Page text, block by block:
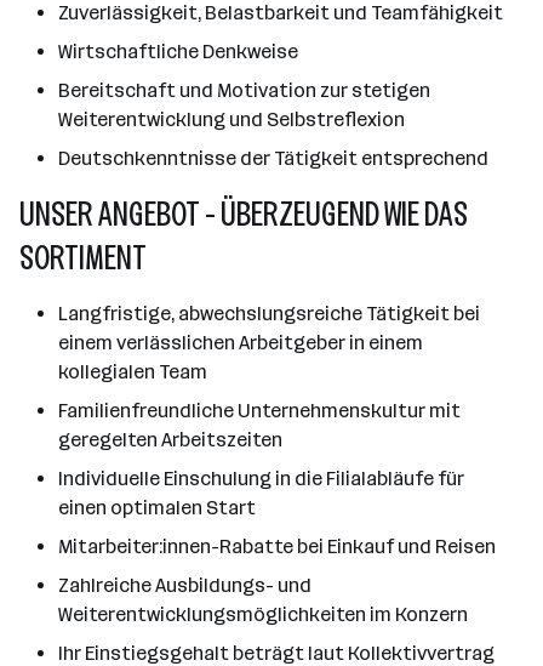
Zuverlässigkeit, Belastbarkeit und Teamfähigkeit
Wirtschaftliche Denkweise
Bereitschaft und Motivation zur stetigen
Weiterentwicklung und Selbstreflexion
Deutschkenntnisse der Tätigkeit entsprechend
UNSER ANGEBOT - ÜBERZEUGEND WIE DAS
SORTIMENT
Langfristige, abwechslungsreiche Tätigkeit bei
einem verlässlichen Arbeitgeber in einem
kollegialen Team
Familienfreundliche Unternehmenskultur mit
geregelten Arbeitszeiten
Individuelle Einschulung in die Filialabläufe für
einen optimalen Start
Mitarbeiter:innen-Rabatte bei Einkauf und Reisen
Zahlreiche Ausbildungs- und
Weiterentwicklungsmöglichkeiten im Konzern
Ihr Einstiegsgehalt beträgt laut Kollektivvertrag